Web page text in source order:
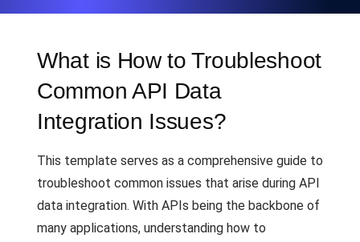
What is How to Troubleshoot
Common API Data
Integration Issues?
This template serves as a comprehensive guide to
troubleshoot common issues that arise during API
data integration. With APIs being the backbone of
many applications, understanding how to